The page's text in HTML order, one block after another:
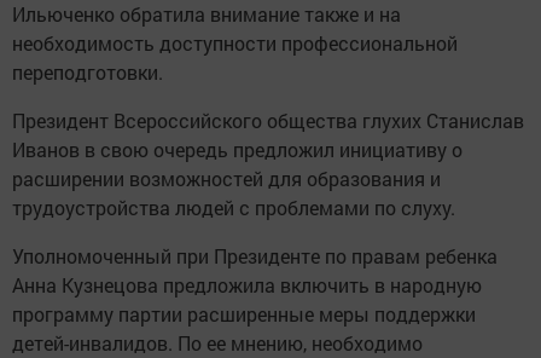
Ильюченко обратила внимание также и на
необходимость доступности профессиональной
переподготовки.
Президент Всероссийского общества глухих Станислав
Иванов в свою очередь предложил инициативу о
расширении возможностей для образования и
трудоустройства людей с проблемами по слуху.
Уполномоченный при Президенте по правам ребенка
Анна Кузнецова предложила включить в народную
программу партии расширенные меры поддержки
детей-инвалидов. По ее мнению, необходимо